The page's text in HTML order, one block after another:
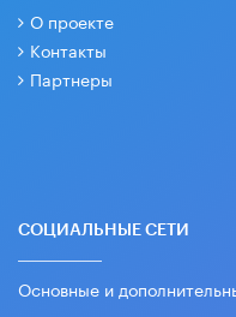
О проекте
Контакты
Партнеры
СОЦИАЛЬНЫЕ СЕТИ
Основные и